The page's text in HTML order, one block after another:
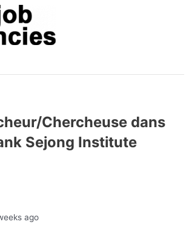
Chercheuse dans
Sejong Institute
ago